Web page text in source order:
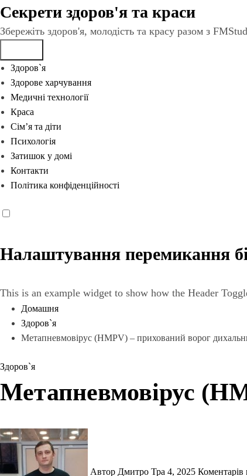
Перейти
вмісту
Секрети здоров'я та краси
Збережіть здоров'я, молодість та красу разом з
Здоров`я
Здорове харчування
Медичні технології
Краса
Сім’я та діти
Психологія
Затишок у домі
Контакти
Політика конфіденційності
Налаштування перемикання
This is an example widget to show how the Header
Домашня
Здоров`я
Метапневмовірус (HMPV) – прихований ворог
Здоров`я
Метапневмовірус
Автор Дмитро Тра 4, 2025 Коментарів